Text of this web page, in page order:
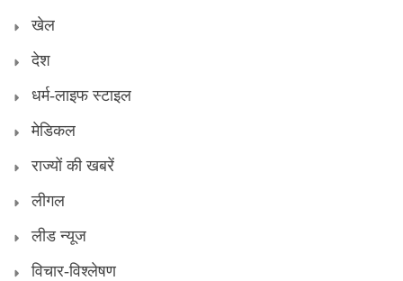
खेल
देश
धर्म-लाइफ स्टाइल
मेडिकल
राज्यों की खबरें
लीगल
लीड न्यूज
विचार-विश्लेषण